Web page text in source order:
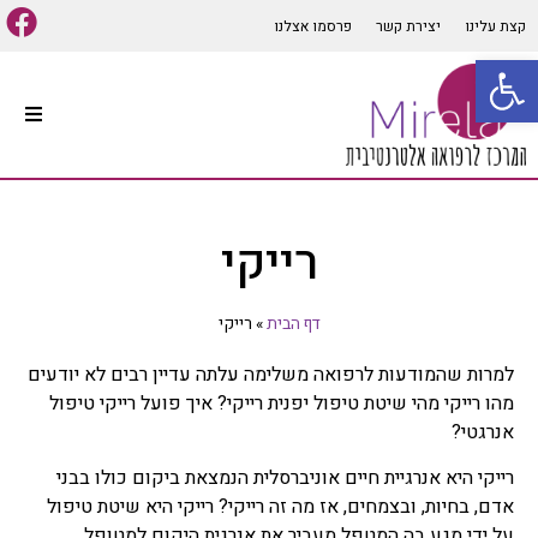
פתח סרגל נגישות
קצת עלינו יצירת קשר פרסמו אצלנו
קיים מגוון רב של סוגי טיפולים
והנפשיות, שיטות הרפואה
לבלבל לכן חשוב לפנות ליעוץ
אינדיווידואלי ומותאם אישית
לכל אדם על מנת להפיק את
רפואה אלטרנטיביים הנפוצים
ומוכרים בתחום.
רייקי
דף הבית» רייקי
למרות שהמודעות לרפואה משלימה עלתה עדיין רבים לא יודעים
מהו רייקי מהי שיטת טיפול יפנית רייקי? איך פועל רייקי טיפול
אנרגטי?
רייקי היא אנרגיית חיים אוניברסלית הנמצאת ביקום כולו בבני
אדם, בחיות, ובצמחים, אז מה זה רייקי? רייקי היא שיטת טיפול